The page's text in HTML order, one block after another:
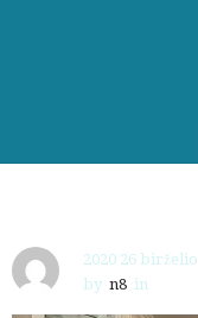
2020 26 birželio
by n8 in